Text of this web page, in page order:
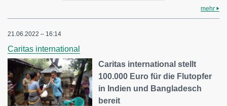
mehr
21.06.2022 – 16:14
Caritas international
Caritas international stellt
100.000 Euro für die Flutopfer
in Indien und Bangladesch
bereit